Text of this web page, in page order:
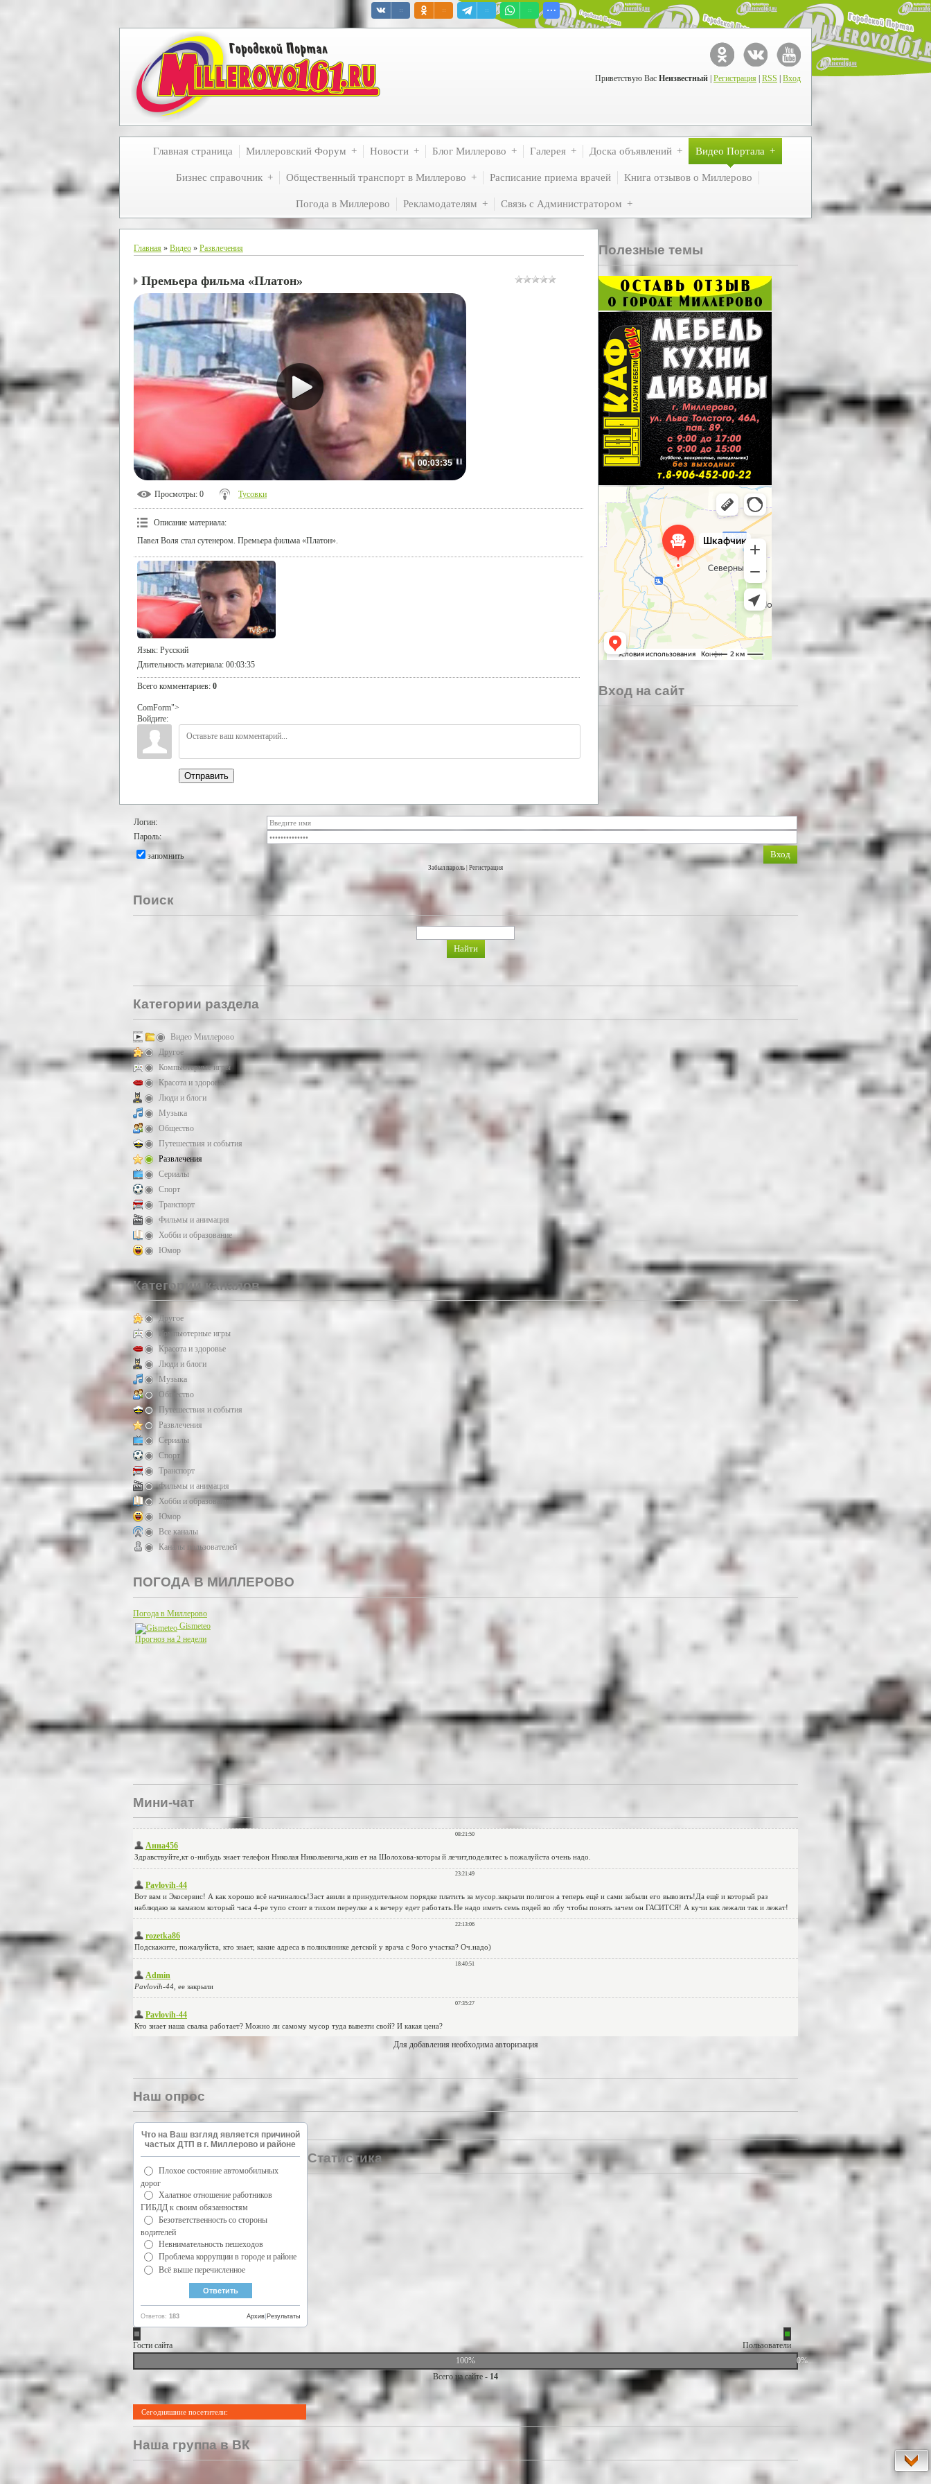
Приветствую Вас Неизвестный Регистрация RSS Вход
Главная страница Миллеровский Форум Новости Блог Миллерово Галерея Доска объявлений Видео Портала
Бизнес справочник Общественный транспорт в Миллерово Расписание приема врачей Книга отзывов о Миллерово
Погода в Миллерово Рекламодателям Связь с Администратором
Главная » Видео » Развлечения
Премьера фильма «Платон»
00:03:35
Просмотры: 0 Тусовки
Описание материала:
Павел Воля стал сутенером. Премьера фильма «Платон».
Язык: Русский
Длительность материала: 00:03:35
Всего комментариев: 0
ComForm">
Войдите:
Отправить
Полезные темы
Вход на сайт
Логин:
Пароль:
запомнить
Забыл пароль Регистрация
Поиск
Категории раздела
Видео Миллерово
Другое
Компьютерные игры
Красота и здоровье
Люди и блоги
Музыка
Общество
Путешествия и события
Развлечения
Сериалы
Спорт
Транспорт
Фильмы и анимация
Хобби и образование
Юмор
Категории каналов
Другое
Компьютерные игры
Красота и здоровье
Люди и блоги
Музыка
Общество
Путешествия и события
Развлечения
Сериалы
Спорт
Транспорт
Фильмы и анимация
Хобби и образование
Юмор
Все каналы
Каналы пользователей
ПОГОДА В МИЛЛЕРОВО
Погода в Миллерово
Gismeteo
Прогноз на 2 недели
Мини-чат
Для добавления необходима авторизация
Наш опрос
Что на Ваш взгляд является причиной
частых ДТП в г. Миллерово и районе
Плохое состояние автомобильных
дорог
Халатное отношение работников
ГИБДД к своим обязанностям
Безответственность со стороны
водителей
Невнимательность пешеходов
Проблема коррупции в городе и районе
Всё выше перечисленное
Ответов: 183 Результаты
Архив
Статистика
Гости сайта
Пользователи
100%
0%
Всего на сайте - 14
Сегодняшние посетители:
Наша группа в ВК